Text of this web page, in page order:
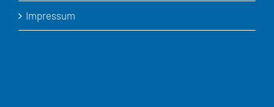
Impressum